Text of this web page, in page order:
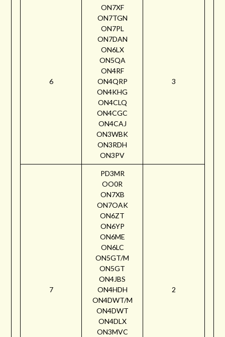
6
ON7XF
ON7TGN
ON7PL
ON7DAN
ON6LX
ON5QA
ON4RF
ON4QRP
ON4KHG
ON4CLQ
ON4CGC
ON4CAJ
ON3WBK
ON3RDH
ON3PV
3
7
PD3MR
OO0R
ON7XB
ON7OAK
ON6ZT
ON6YP
ON6ME
ON6LC
ON5GT/M
ON5GT
ON4JBS
ON4HDH
ON4DWT/M
ON4DWT
ON4DLX
ON3MVC
2